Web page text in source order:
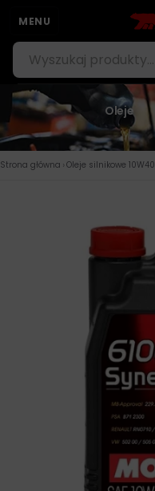
MENU
Oleje
Strona główna › Oleje silnikowe 10W40